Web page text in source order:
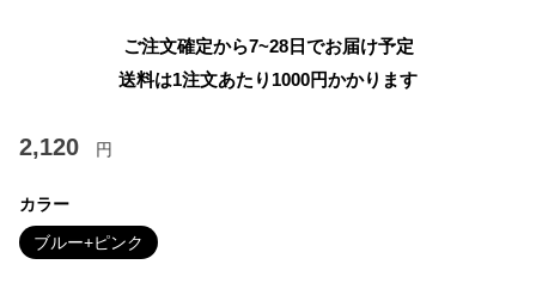
ご注文確定から7~28日でお届け予定
送料は1注文あたり 1000円かかります
2,120 円
カラー
ブルー+ピンク